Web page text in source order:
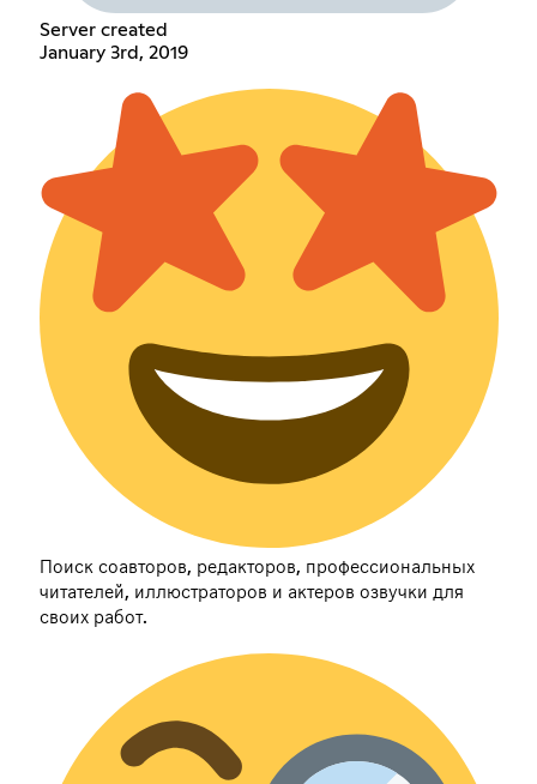
Server created
January 3rd, 2019
Поиск соавторов, редакторов, профессиональных
читателей, иллюстраторов и актеров озвучки для
своих работ.